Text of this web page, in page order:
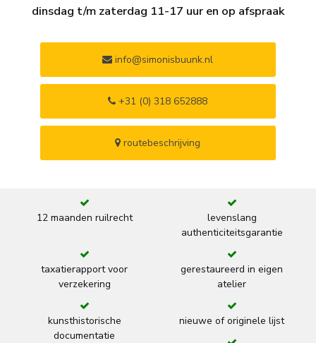
dinsdag t/m zaterdag 11-17 uur en op afspraak
info@simonisbuunk.nl
+31 (0) 318 652888
routebeschrijving
12 maanden ruilrecht
levenslang
authenticiteitsgarantie
taxatierapport voor
verzekering
gerestaureerd in eigen
atelier
kunsthistorische
documentatie
nieuwe of originele lijst